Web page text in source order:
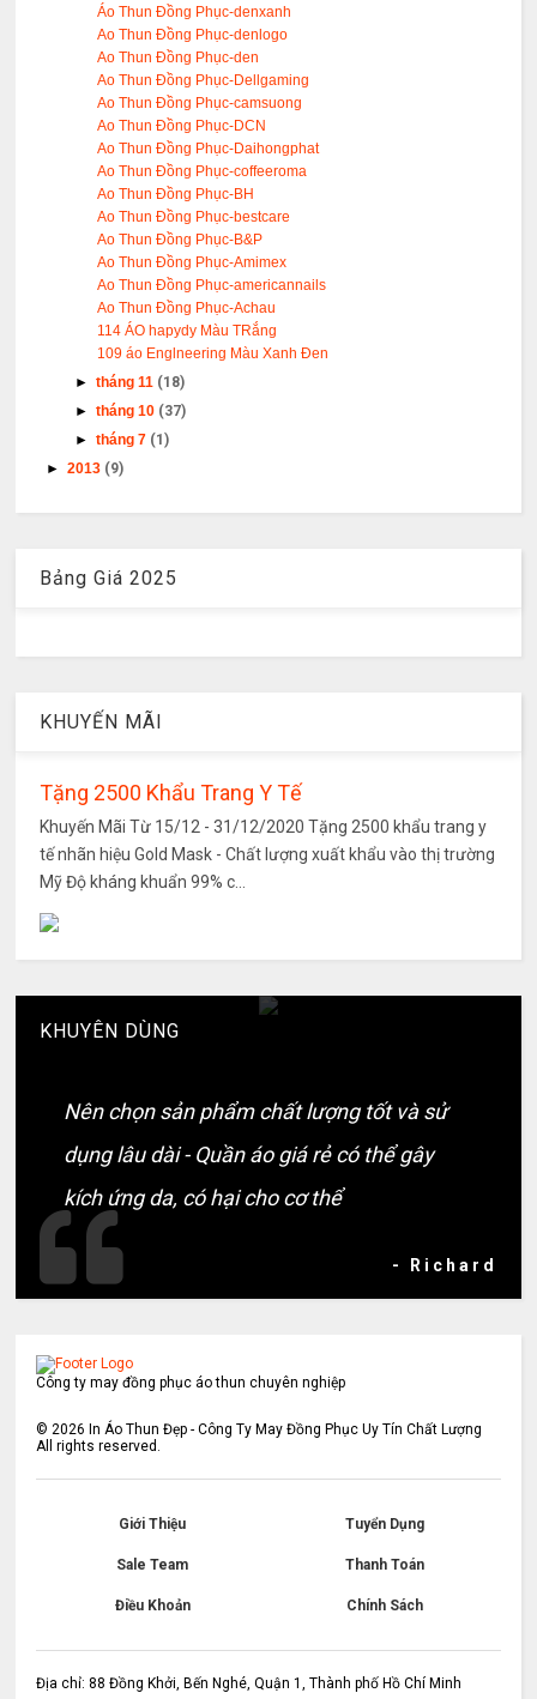
Áo Thun Đồng Phục-denxanh
Ao Thun Đồng Phục-denlogo
Ao Thun Đồng Phục-den
Ao Thun Đồng Phục-Dellgaming
Ao Thun Đồng Phục-camsuong
Ao Thun Đồng Phục-DCN
Ao Thun Đồng Phục-Daihongphat
Ao Thun Đồng Phục-coffeeroma
Ao Thun Đồng Phục-BH
Ao Thun Đồng Phục-bestcare
Ao Thun Đồng Phục-B&P
Ao Thun Đồng Phục-Amimex
Ao Thun Đồng Phục-americannails
Ao Thun Đồng Phục-Achau
114 ÁO hapydy Màu TRắng
109 áo Englneering Màu Xanh Đen
►tháng 11 (18)
►tháng 10 (37)
►tháng 7 (1)
►2013 (9)
Bảng Giá 2025
KHUYẾN MÃI
Tặng 2500 Khẩu Trang Y Tế
Khuyến Mãi Từ 15/12 - 31/12/2020 Tặng 2500 khẩu trang y
tế nhãn hiệu Gold Mask - Chất lượng xuất khẩu vào thị trường
Mỹ Độ kháng khuẩn 99% c...
KHUYÊN DÙNG
Nên chọn sản phẩm chất lượng tốt và sử
dụng lâu dài - Quần áo giá rẻ có thể gây
kích ứng da, có hại cho cơ thể
- Richard
Công ty may đồng phục áo thun chuyên nghiệp
©2026 In Áo Thun Đẹp - Công Ty May Đồng Phục Uy Tín Chất Lượng
All rights reserved.
Giới Thiệu Tuyển Dụng
Sale Team Thanh Toán
Điều Khoản Chính Sách
Địa chỉ: 88 Đồng Khởi, Bến Nghé, Quận 1, Thành phố Hồ Chí Minh